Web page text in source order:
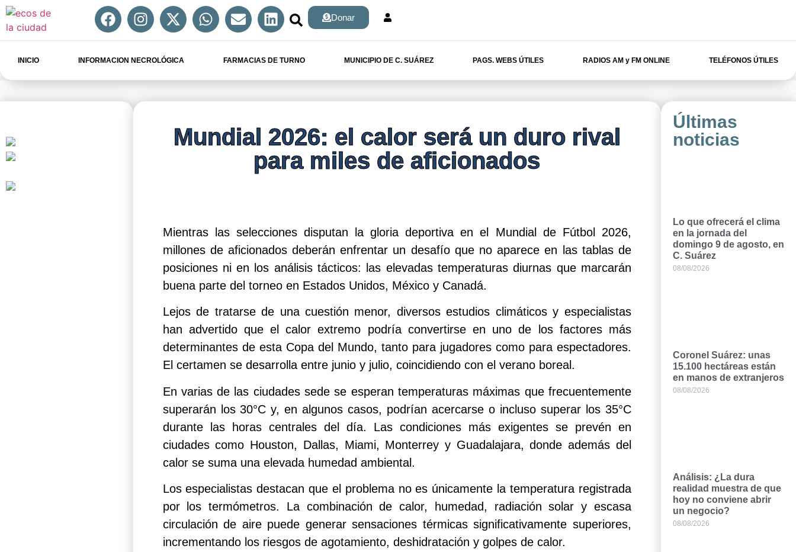
Donar
INICIO INFORMACION NECROLÓGICA FARMACIAS DE TURNO MUNICIPIO DE C. SUÁREZ PAGS. WEBS ÚTILES RADIOS AM y FM ONLINE TELÉFONOS ÚTILES
Mundial 2026: el calor será un duro rival
para miles de aficionados
Mientras las selecciones disputan la gloria deportiva en el Mundial de Fútbol 2026,
millones de aficionados deberán enfrentar un desafío que no aparece en las tablas de
posiciones ni en los análisis tácticos: las elevadas temperaturas diurnas que marcarán
buena parte del torneo en Estados Unidos, México y Canadá.
Lejos de tratarse de una cuestión menor, diversos estudios climáticos y especialistas
han advertido que el calor extremo podría convertirse en uno de los factores más
determinantes de esta Copa del Mundo, tanto para jugadores como para espectadores.
El certamen se desarrolla entre junio y julio, coincidiendo con el verano boreal.
En varias de las ciudades sede se esperan temperaturas máximas que frecuentemente
superarán los 30°C y, en algunos casos, podrían acercarse o incluso superar los 35°C
durante las horas centrales del día. Las condiciones más exigentes se prevén en
ciudades como Houston, Dallas, Miami, Monterrey y Guadalajara, donde además del
calor se suma una elevada humedad ambiental.
Los especialistas destacan que el problema no es únicamente la temperatura registrada
por los termómetros. La combinación de calor, humedad, radiación solar y escasa
circulación de aire puede generar sensaciones térmicas significativamente superiores,
incrementando los riesgos de agotamiento, deshidratación y golpes de calor.
Últimas
noticias
Lo que ofrecerá el clima
en la jornada del
domingo 9 de agosto, en
C. Suárez
08/08/2026
Coronel Suárez: unas
15.100 hectáreas están
en manos de extranjeros
08/08/2026
Análisis: ¿La dura
realidad muestra de que
hoy no conviene abrir
un negocio?
08/08/2026